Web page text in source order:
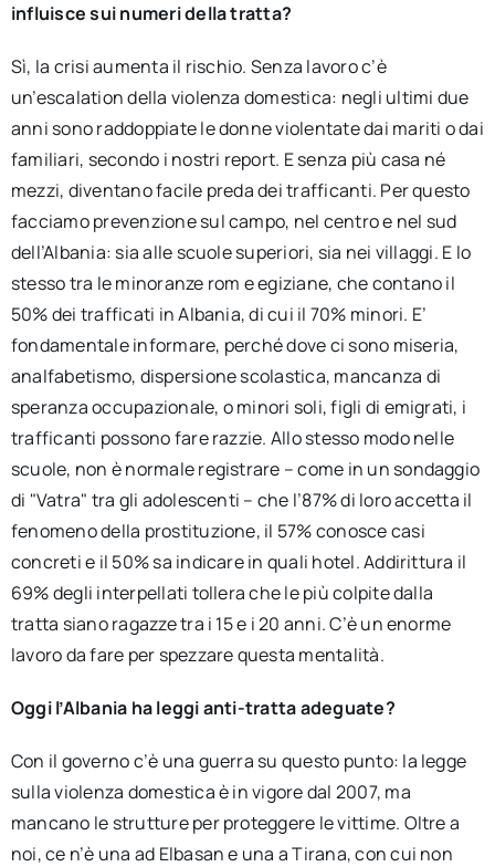
influisce sui numeri della tratta?
Sì, la crisi aumenta il rischio. Senza lavoro c’è
un’escalation della violenza domestica: negli ultimi due
anni sono raddoppiate le donne violentate dai mariti o dai
familiari, secondo i nostri report. E senza più casa né
mezzi, diventano facile preda dei trafficanti. Per questo
facciamo prevenzione sul campo, nel centro e nel sud
dell’Albania: sia alle scuole superiori, sia nei villaggi. E lo
stesso tra le minoranze rom e egiziane, che contano il
50% dei trafficati in Albania, di cui il 70% minori. E’
fondamentale informare, perché dove ci sono miseria,
analfabetismo, dispersione scolastica, mancanza di
speranza occupazionale, o minori soli, figli di emigrati, i
trafficanti possono fare razzie. Allo stesso modo nelle
scuole, non è normale registrare – come in un sondaggio
di "Vatra" tra gli adolescenti – che l’87% di loro accetta il
fenomeno della prostituzione, il 57% conosce casi
concreti e il 50% sa indicare in quali hotel. Addirittura il
69% degli interpellati tollera che le più colpite dalla
tratta siano ragazze tra i 15 e i 20 anni. C’è un enorme
lavoro da fare per spezzare questa mentalità.
Oggi l’Albania ha leggi anti-tratta adeguate?
Con il governo c’è una guerra su questo punto: la legge
sulla violenza domestica è in vigore dal 2007, ma
mancano le strutture per proteggere le vittime. Oltre a
noi, ce n’è una ad Elbasan e una a Tirana, con cui non